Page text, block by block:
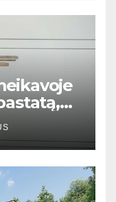
ateitį